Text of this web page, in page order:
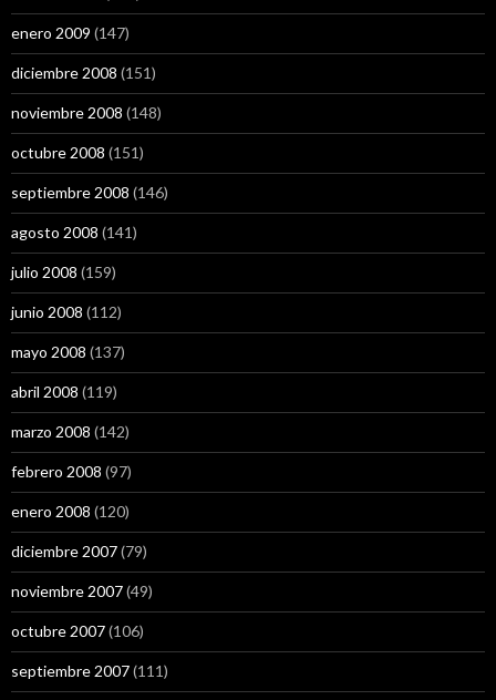
enero 2009 (147)
diciembre 2008 (151)
noviembre 2008 (148)
octubre 2008 (151)
septiembre 2008 (146)
agosto 2008 (141)
julio 2008 (159)
junio 2008 (112)
mayo 2008 (137)
abril 2008 (119)
marzo 2008 (142)
febrero 2008 (97)
enero 2008 (120)
diciembre 2007(79)
noviembre 2007(49)
octubre 2007(106)
septiembre 2007(111)